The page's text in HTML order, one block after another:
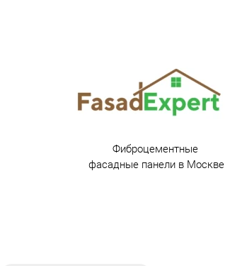
Фиброцементные
фасадные панели в Москве